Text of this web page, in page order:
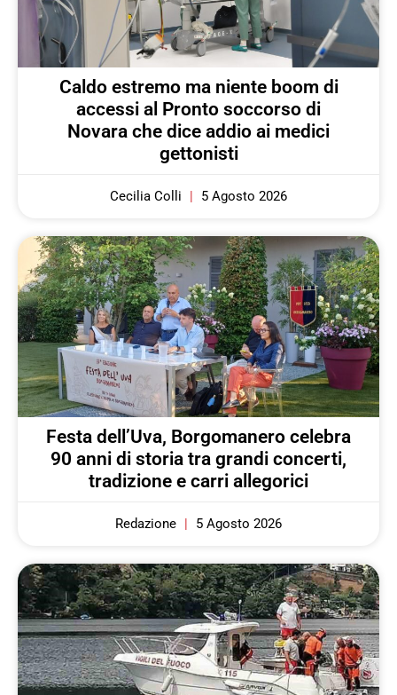
Caldo estremo ma niente boom di
accessi al Pronto soccorso di
Novara che dice addio ai medici
gettonisti
Cecilia Colli 5 Agosto 2026
Festa dell’Uva, Borgomanero celebra
90 anni di storia tra grandi concerti,
tradizione e carri allegorici
Redazione 5 Agosto 2026